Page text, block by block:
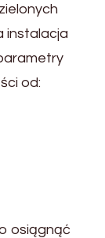
instalacja
od:
osiągnąć